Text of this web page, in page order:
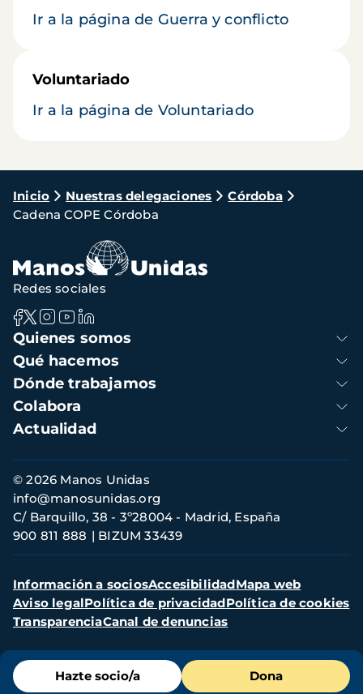
Ir a la página de Guerra y conflicto
Voluntariado
Ir a la página de Voluntariado
Ruta
de
navegación
Inicio Nuestras delegaciones
Córdoba
Cadena COPE Córdoba
Menú
de
Hazte socio/a Dona
Navegación
principal
Quienes somos
Qué hacemos
Dónde trabajamos
Colabora
Actualidad
Redes sociales
Información
de
contacto
© 2026 Manos Unidas
C/ Barquillo, 38 - 3º28004 - Madrid, España
900 811 888
BIZUM 33439
info@manosunidas.org
Menú
secundario
Información a sociosAccesibilidadMapa web
Aviso legalPolítica de privacidadPolítica de cookies
TransparenciaCanal de denuncias